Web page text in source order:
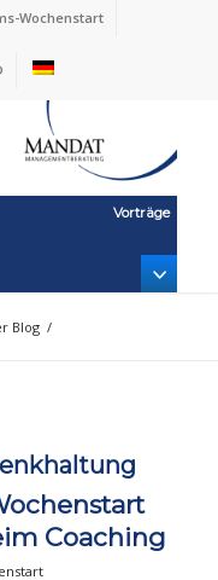
Wochenstart
Vorträge
Blog /
Coaching